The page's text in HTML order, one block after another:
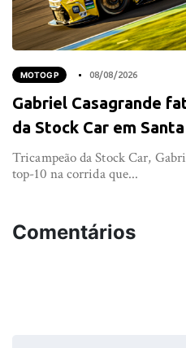
MOTOGP 08/08/2026
Gabriel Casagrande
da Stock Car em
Tricampeão da Stock Car,
top-10 na corrida que...
Comentários